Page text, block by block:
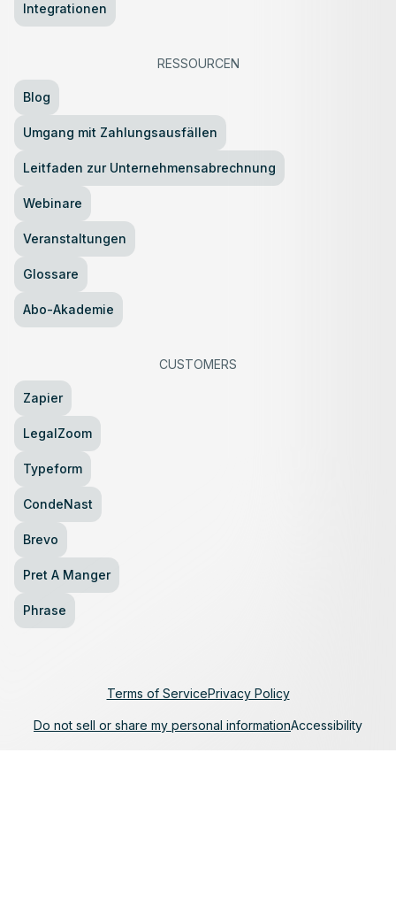
Integrationen
RESSOURCEN
Blog
Umgang mit Zahlungsausfällen
Leitfaden zur Unternehmensabrechnung
Webinare
Veranstaltungen
Glossare
Abo-Akademie
CUSTOMERS
Zapier
LegalZoom
Typeform
CondeNast
Brevo
Pret A Manger
Phrase
Terms of ServicePrivacy Policy
Do not sell or share my personal informationAccessibility